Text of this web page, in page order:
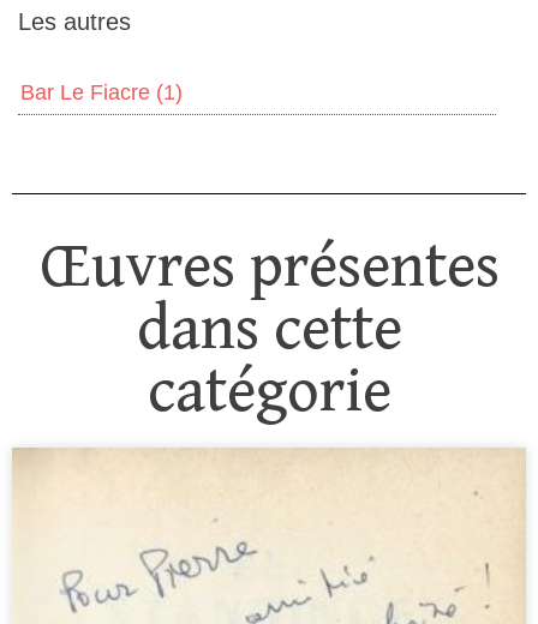
Les autres
Bar Le Fiacre (1)
Œuvres présentes
dans cette
catégorie